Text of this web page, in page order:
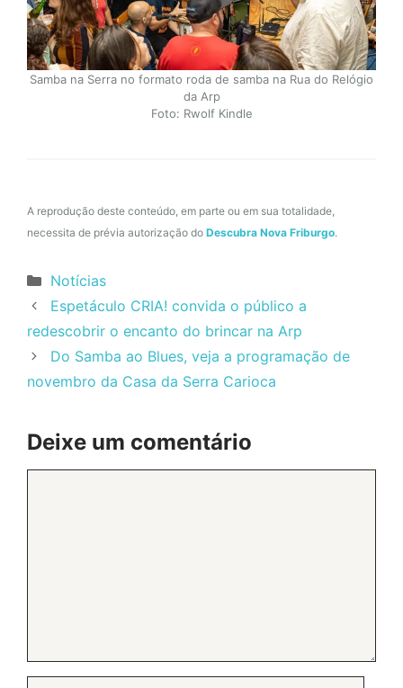
Samba na Serra no formato roda de samba na Rua do Relógio
da Arp
Foto: Rwolf Kindle
A reprodução deste conteúdo, em parte ou em sua totalidade,
necessita de prévia autorização do Descubra Nova Friburgo.
Categorias
Notícias
Espetáculo CRIA! convida o público a
redescobrir o encanto do brincar na Arp
Do Samba ao Blues, veja a programação de
novembro da Casa da Serra Carioca
Deixe um comentário